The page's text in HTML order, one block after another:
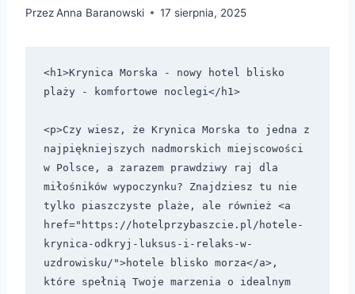
PrzezAnna Baranowski 17 sierpnia, 2025
<h1>Krynica Morska - nowy hotel blisko
plaży - komfortowe noclegi</h1>
<p>Czy wiesz, że Krynica Morska to jedna z
najpiękniejszych nadmorskich miejscowości
w Polsce, a zarazem prawdziwy raj dla
miłośników wypoczynku? Znajdziesz tu nie
tylko piaszczyste plaże, ale również <a
href="https://hotelprzybaszcie.pl/hotele-
krynica-odkryj-luksus-i-relaks-w-
uzdrowisku/">hotele blisko morza</a>,
które spełnią Twoje marzenia o idealnym